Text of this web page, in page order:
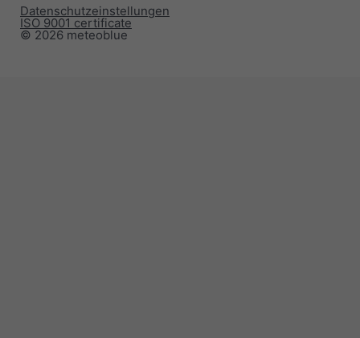
© 2026 meteoblue
ISO 9001 certificate
Datenschutzeinstellungen